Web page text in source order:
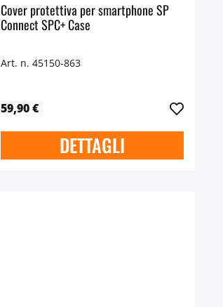
Cover protettiva per smartphone SP
Connect SPC+ Case
Art. n. 45150-863
59,90 €
DETTAGLI